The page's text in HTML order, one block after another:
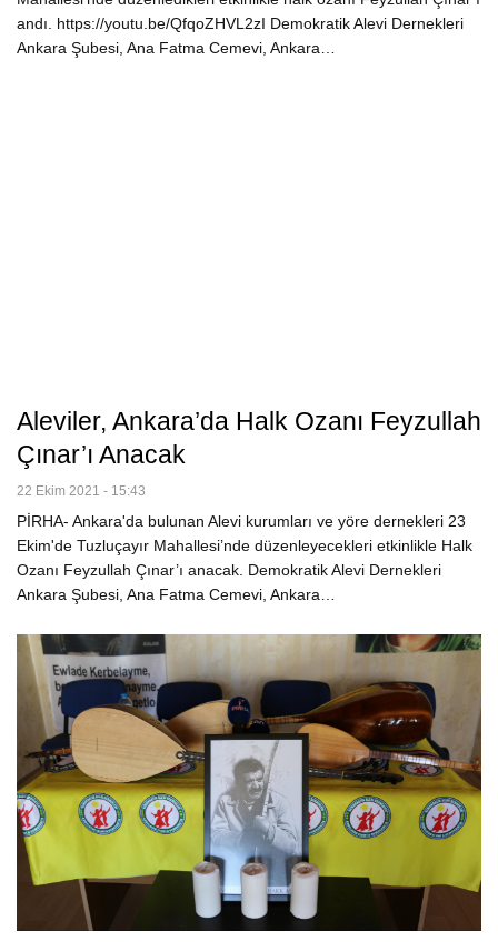
andı. https://youtu.be/QfqoZHVL2zI Demokratik Alevi Dernekleri
Ankara Şubesi, Ana Fatma Cemevi, Ankara…
Aleviler, Ankara’da Halk Ozanı Feyzullah
Çınar’ı Anacak
22 Ekim 2021 - 15:43
PİRHA- Ankara'da bulunan Alevi kurumları ve yöre dernekleri 23
Ekim'de Tuzluçayır Mahallesi’nde düzenleyecekleri etkinlikle Halk
Ozanı Feyzullah Çınar’ı anacak. Demokratik Alevi Dernekleri
Ankara Şubesi, Ana Fatma Cemevi, Ankara…